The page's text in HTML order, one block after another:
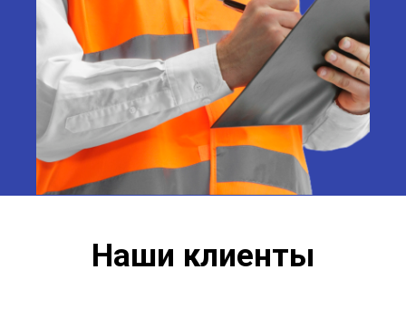
Наши клиенты